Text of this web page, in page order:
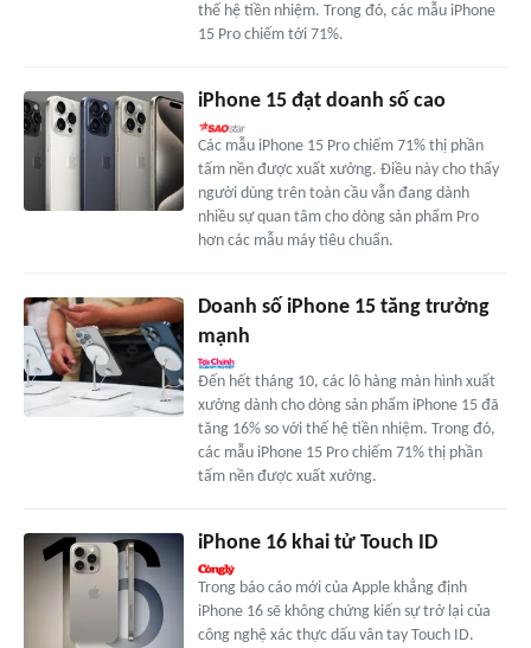
thế hệ tiền nhiệm. Trong đó, các mẫu iPhone
15 Pro chiếm tới 71%.
iPhone 15 đạt doanh số cao
Các mẫu iPhone 15 Pro chiếm 71% thị phần
tấm nền được xuất xưởng. Điều này cho thấy
người dùng trên toàn cầu vẫn đang dành
nhiều sự quan tâm cho dòng sản phẩm Pro
hơn các mẫu máy tiêu chuẩn.
Doanh số iPhone 15 tăng trưởng
mạnh
Đến hết tháng 10, các lô hàng màn hình xuất
xưởng dành cho dòng sản phẩm iPhone 15 đã
tăng 16% so với thế hệ tiền nhiệm. Trong đó,
các mẫu iPhone 15 Pro chiếm 71% thị phần
tấm nền được xuất xưởng.
iPhone 16 khai tử Touch ID
Trong báo cáo mới của Apple khẳng định
iPhone 16 sẽ không chứng kiến sự trở lại của
công nghệ xác thực dấu vân tay Touch ID.